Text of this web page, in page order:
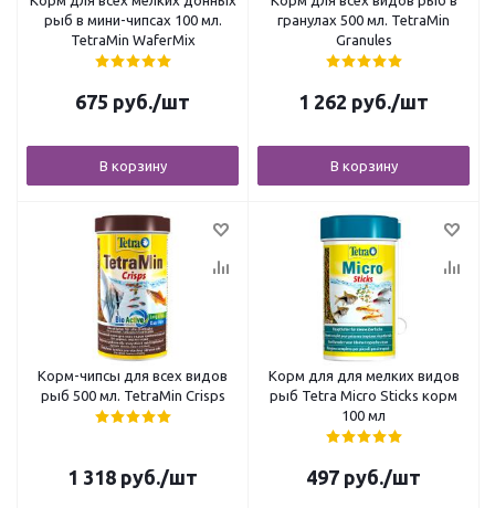
рыб в мини-чипсах 100 мл.
TetraMin WaferMix
675 руб./шт
В корзину
гранулах 500 мл. TetraMin
Granules
1 262 руб./шт
В корзину
Корм-чипсы для всех видов
рыб 500 мл. TetraMin Crisps
1 318 руб./шт
Корм для для мелких видов
рыб Tetra Micro Sticks корм
100 мл
497 руб./шт